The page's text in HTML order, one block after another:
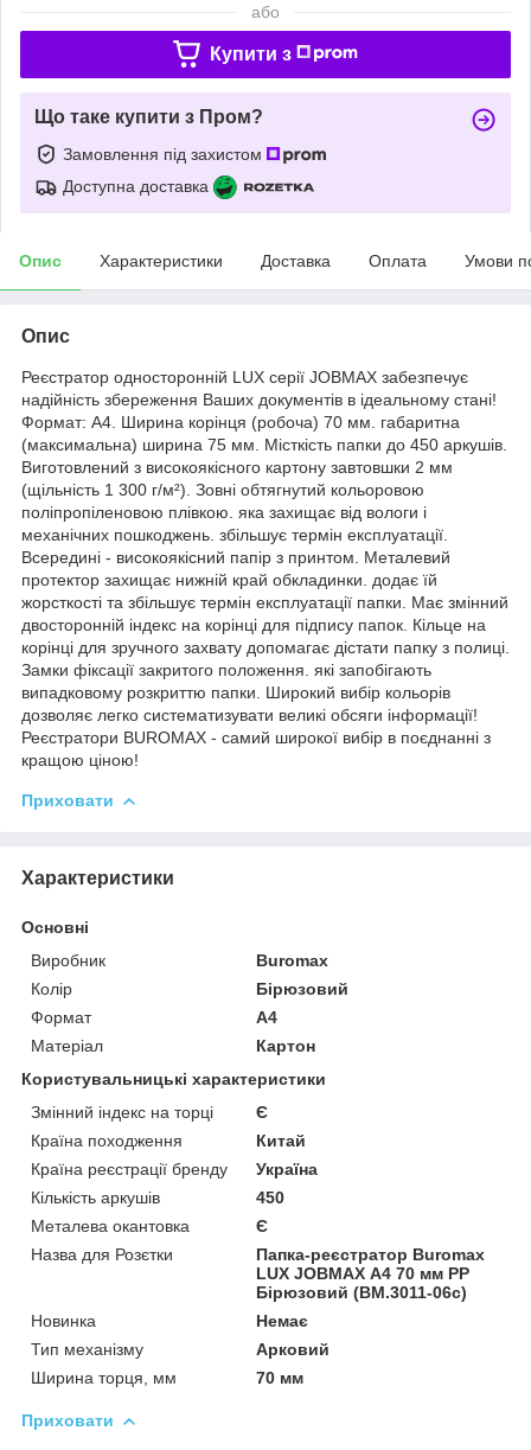
або
Купити з
Що таке купити з Пром?
Замовлення під захистом
Доступна доставка
Опис Характеристики Доставка Оплата Умови
Опис
Реєстратор односторонній LUX серії JOBMAX забезпечує
надійність збереження Ваших документів в ідеальному стані!
Формат: А4. Ширина корінця (робоча) 70 мм. габаритна
(максимальна) ширина 75 мм. Місткість папки до 450 аркушів.
Виготовлений з високоякісного картону завтовшки 2 мм
(щільність 1 300 г/м²). Зовні обтягнутий кольоровою
поліпропіленовою плівкою. яка захищає від вологи і
механічних пошкоджень. збільшує термін експлуатації.
Всередині - високоякісний папір з принтом. Металевий
протектор захищає нижній край обкладинки. додає їй
жорсткості та збільшує термін експлуатації папки. Має змінний
двосторонній індекс на корінці для підпису папок. Кільце на
корінці для зручного захвату допомагає дістати папку з полиці.
Замки фіксації закритого положення. які запобігають
випадковому розкриттю папки. Широкий вибір кольорів
дозволяє легко систематизувати великі обсяги інформації!
Реєстратори BUROMAX - самий широкої вибір в поєднанні з
кращою ціною!
Приховати
Характеристики
Основні
Виробник
Buromax
Колір
Бірюзовий
Формат
A4
Матеріал
Картон
Користувальницькі характеристики
Змінний індекс на торці
Є
Країна походження
Китай
Країна реєстрації бренду
Україна
Кількість аркушів
450
Металева окантовка
Є
Назва для Розєтки
Папка-реєстратор Buromax
LUX JOBMAX А4 70 мм PP
Бірюзовий (BM.3011-06c)
Новинка
Немає
Тип механізму
Арковий
Ширина торця, мм
70 мм
Приховати